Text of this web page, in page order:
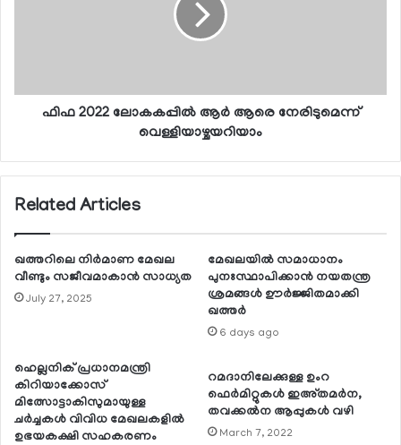
ഫിഫ 2022 ലോകകപ്പില്‍ ആര്‍ ആരെ നേരിടുമെന്ന്
വെള്ളിയാഴ്ചയറിയാം
Related Articles
ഖത്തറിലെ നിര്‍മാണ മേഖല
വീണ്ടും സജീവമാകാന്‍ സാധ്യത
July 27, 2025
മേഖലയില്‍ സമാധാനം
പുനഃസ്ഥാപിക്കാന്‍ നയതന്ത്ര
ശ്രമങ്ങള്‍ ഊര്‍ജ്ജിതമാക്കി
ഖത്തര്‍
6 days ago
ഹെല്ലനിക് പ്രധാനമന്ത്രി
കിറിയാക്കോസ്
മിത്സോട്ടാകിസുമായുള്ള
ചര്‍ച്ചകള്‍ വിവിധ മേഖലകളില്‍
ഉഭയകക്ഷി സഹകരണം
റമദാനിലേക്കുള്ള ഉംറ
ഫെര്‍മിറ്റുകള്‍ ഇഅ്തമര്‍ന,
തവക്കല്‍ന ആപ്പുകള്‍ വഴി
March 7, 2022